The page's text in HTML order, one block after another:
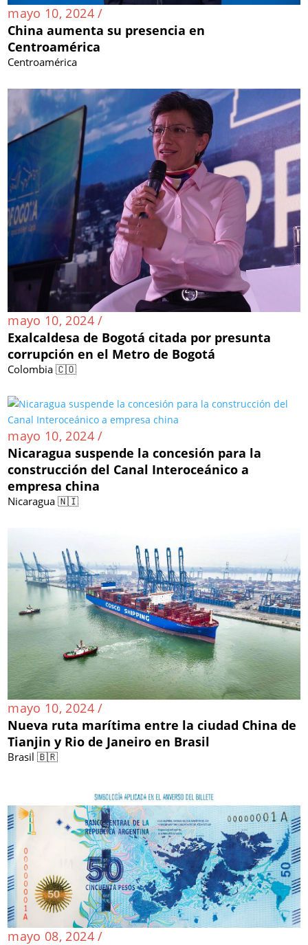
mayo 10, 2024 /
China aumenta su presencia en
Centroamérica
Centroamérica
mayo 10, 2024 /
Exalcaldesa de Bogotá citada por presunta
corrupción en el Metro de Bogotá
Colombia 🇨🇴
mayo 10, 2024 /
Nicaragua suspende la concesión para la
construcción del Canal Interoceánico a
empresa china
Nicaragua 🇳🇮
mayo 10, 2024 /
Nueva ruta marítima entre la ciudad China de
Tianjin y Rio de Janeiro en Brasil
Brasil 🇧🇷
mayo 08, 2024 /